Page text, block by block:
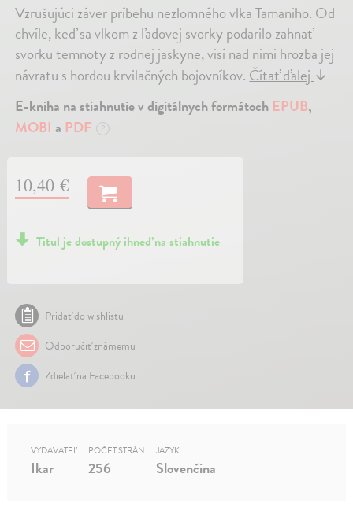
Vzrušujúci záver príbehu nezlomného vlka Tamaniho. Od
chvíle, keď sa vlkom z ľadovej svorky podarilo zahnať
svorku temnoty z rodnej jaskyne, visí nad nimi hrozba jej
návratu s hordou krvilačných bojovníkov. Čítať ďalej ↓
E-kniha na stiahnutie v digitálnych formátoch EPUB,
MOBI a PDF ?
10,40 €
Titul je dostupný ihneď na stiahnutie
Pridať do wishlistu
Odporučiť známemu
Zdielať na Facebooku
VYDAVATEĽ
Ikar
POČET STRÁN
256
JAZYK
Slovenčina